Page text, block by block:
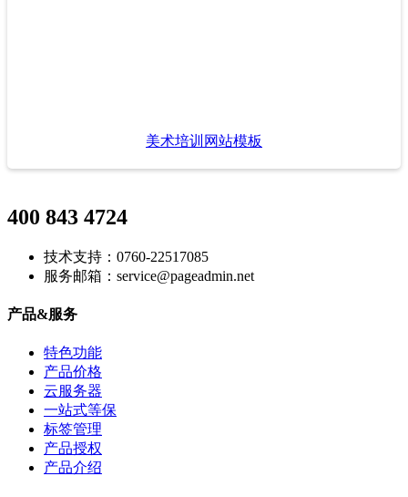
美术培训网站模板
400 843 4724
技术支持：0760-22517085
服务邮箱：service@pageadmin.net
产品&服务
特色功能
产品价格
云服务器
一站式等保
标签管理
产品授权
产品介绍